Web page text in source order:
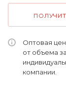
Оптовая
от объема
компании.